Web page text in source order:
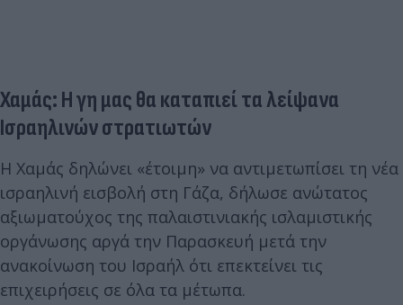
Χαμάς: Η γη μας θα καταπιεί τα λείψανα
Ισραηλινών στρατιωτών
Η Χαμάς δηλώνει «έτοιμη» να αντιμετωπίσει τη νέα
ισραηλινή εισβολή στη Γάζα, δήλωσε ανώτατος
αξιωματούχος της παλαιστινιακής ισλαμιστικής
οργάνωσης αργά την Παρασκευή μετά την
ανακοίνωση του Ισραήλ ότι επεκτείνει τις
επιχειρήσεις σε όλα τα μέτωπα.